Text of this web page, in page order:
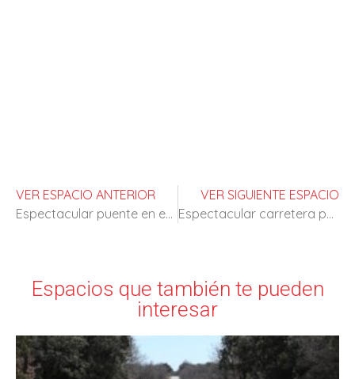
VER ESPACIO ANTERIOR
Espectacular puente en extrarradio
VER SIGUIENTE ESPACIO
Espectacular carretera para spots y rodajes
Espacios que también te pueden
interesar